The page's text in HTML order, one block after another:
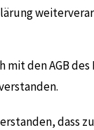
mit den AGB
dass